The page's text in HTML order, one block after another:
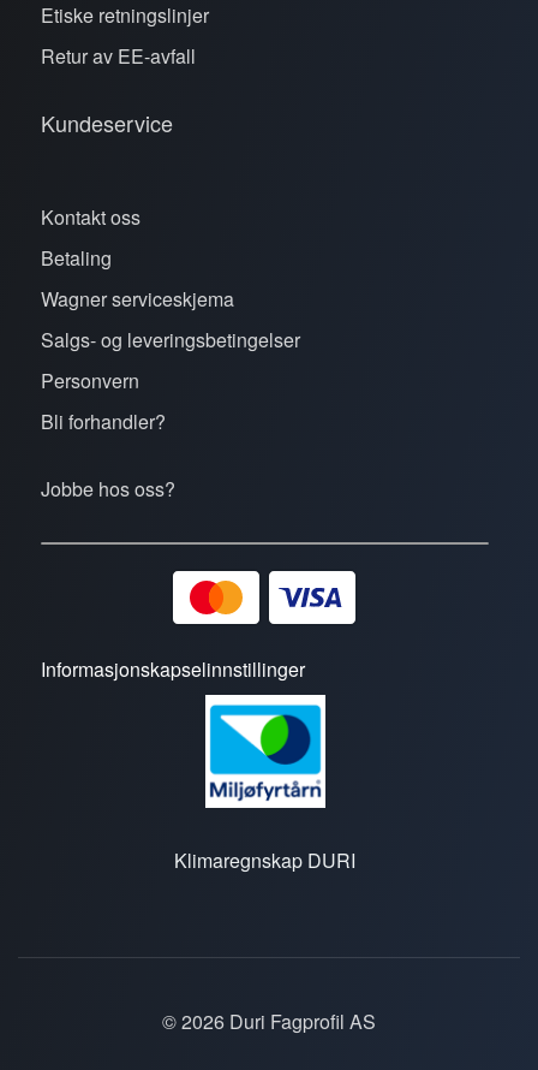
Etiske retningslinjer
Retur av EE-avfall
Kundeservice
Kontakt oss
Betaling
Wagner serviceskjema
Salgs- og leveringsbetingelser
Personvern
Bli forhandler?
Jobbe hos oss?
Informasjonskapselinnstillinger
Klimaregnskap DURI
© 2026 Duri Fagprofil AS